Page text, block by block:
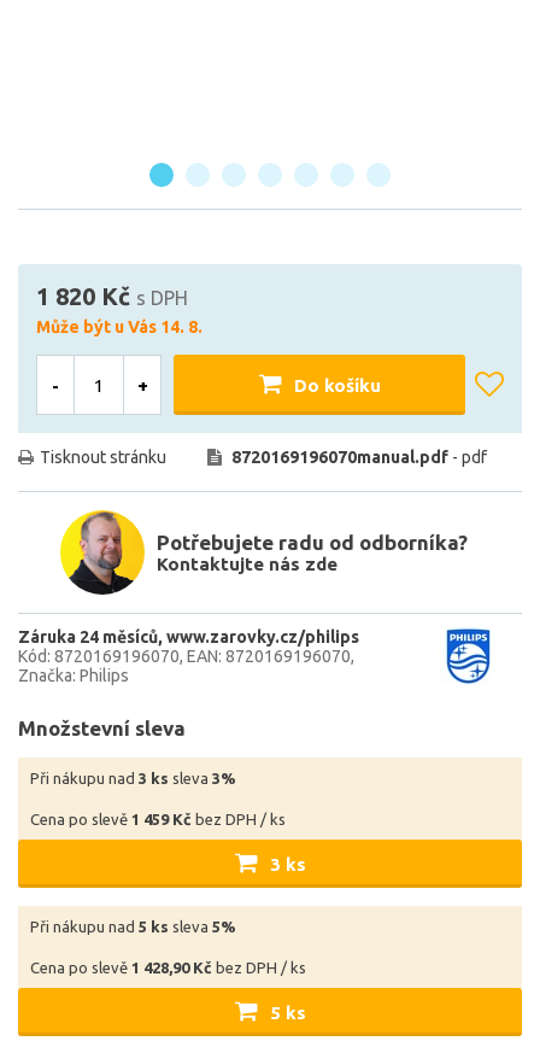
1 820 Kč s DPH
Může být u Vás 14. 8.
- + Do košíku
Tisknout stránku 8720169196070manual.pdf - pdf
Potřebujete radu od odborníka?
Kontaktujte nás zde
Záruka 24 měsíců www.zarovky.cz/philips
Kód: 8720169196070 EAN: 8720169196070
Značka: Philips
Množstevní sleva
Při nákupu nad 3 ks sleva 3%
Cena po slevě 1 459 Kč bez DPH / ks
3 ks
Při nákupu nad 5 ks sleva 5%
Cena po slevě 1 428,90 Kč bez DPH / ks
5 ks